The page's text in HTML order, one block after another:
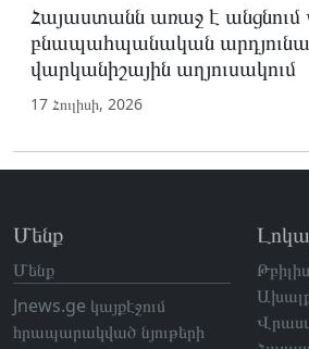
Հայաստանն առաջ է
բնապահպանական
վարկանիշային աղյուսակում
17 Հուլիսի, 2026
Մենք
Մենք
Jnews.ge կայքէջում
հրապարակված նյութերի